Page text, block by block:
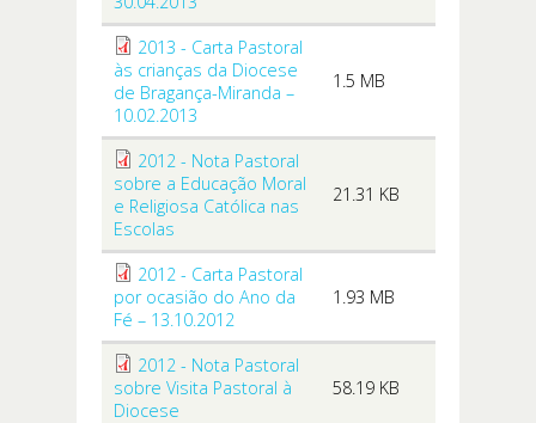
2013 - Carta Pastoral
às crianças da Diocese
de Bragança-Miranda –
10.02.2013
1.5 MB
2012 - Nota Pastoral
sobre a Educação Moral
e Religiosa Católica nas
Escolas
21.31 KB
2012 - Carta Pastoral
por ocasião do Ano da
Fé – 13.10.2012
1.93 MB
2012 - Nota Pastoral
sobre Visita Pastoral à
Diocese
58.19 KB